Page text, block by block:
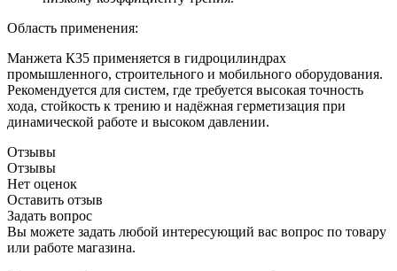
Область применения:
Манжета К35 применяется в гидроцилиндрах
промышленного, строительного и мобильного оборудования.
Рекомендуется для систем, где требуется высокая точность
хода, стойкость к трению и надёжная герметизация при
динамической работе и высоком давлении.
Отзывы
Отзывы
Нет оценок
Оставить отзыв
Задать вопрос
Вы можете задать любой интересующий вас вопрос по товару
или работе магазина.